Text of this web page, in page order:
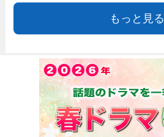
もっと見る